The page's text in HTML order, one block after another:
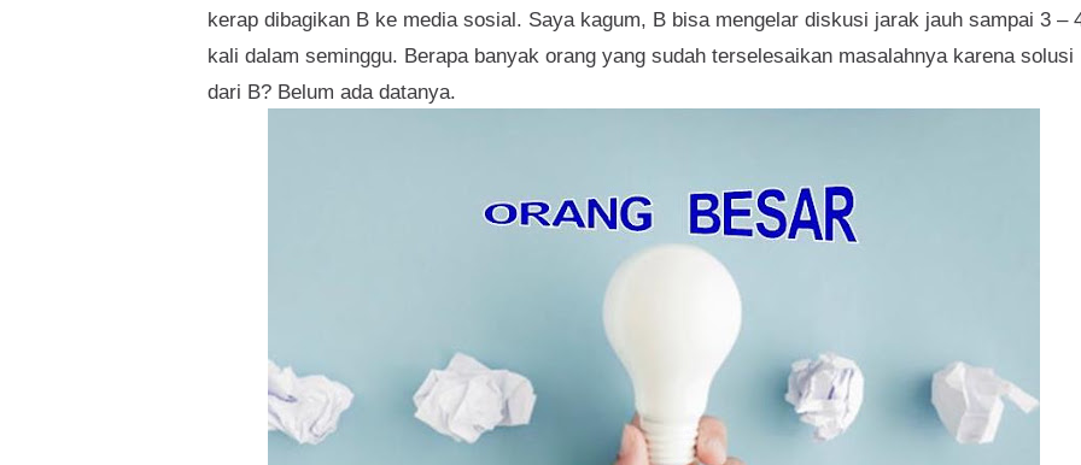
kerap dibagikan B ke media sosial. Saya kagum, B bisa mengelar diskusi jarak jauh sampai 3 –
kali dalam seminggu. Berapa banyak orang yang sudah terselesaikan masalahnya karena solusi
dari B? Belum ada datanya.